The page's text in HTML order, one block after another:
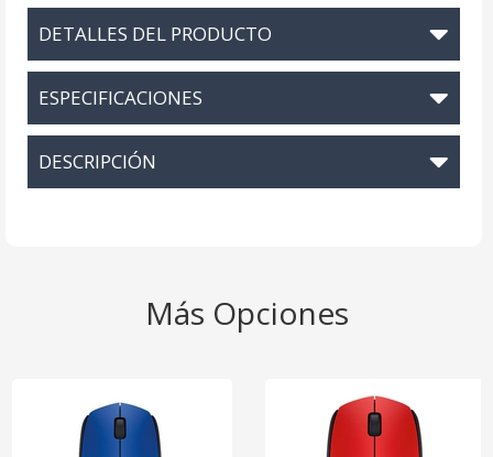
DETALLES DEL PRODUCTO
ESPECIFICACIONES
DESCRIPCIÓN
Más Opciones